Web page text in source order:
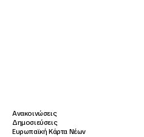
Ανακοινώσεις
Δημοσιεύσεις
Ευρωπαϊκή Κάρτα Νέων